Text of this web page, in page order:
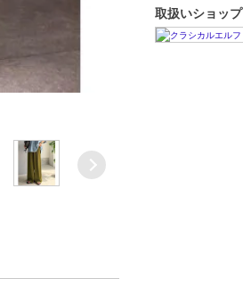
取扱いショップ